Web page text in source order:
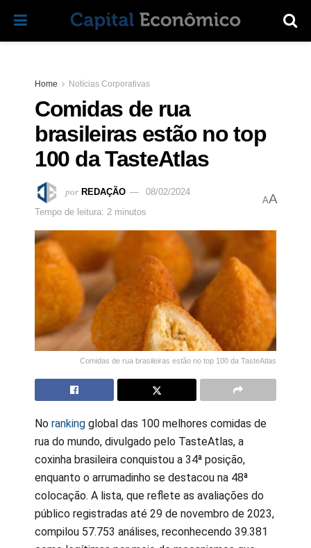
Home Notícias Corporativas
Comidas de rua
brasileiras estão no top
100 da TasteAtlas
por REDAÇÃO
08/02/2024
Tempo de leitura: 2 minutos
AA
Comidas de rua brasileiras estão no top 100 da TasteAtlas
No ranking global das 100 melhores comidas de
rua do mundo, divulgado pelo TasteAtlas, a
coxinha brasileira conquistou a 34ª posição,
enquanto o arrumadinho se destacou na 48ª
colocação. A lista, que reflete as avaliações do
público registradas até 29 de novembro de 2023,
compilou 57.753 análises, reconhecendo 39.381